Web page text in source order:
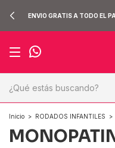
ENVIO GRATIS A TODO EL
Inicio > RODADOS INFANTILES >